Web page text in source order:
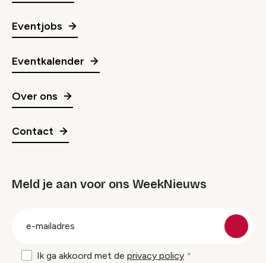
Eventjobs
Eventkalender
Over ons
Contact
Meld je aan voor ons WeekNieuws
Ik ga akkoord met de privacy policy